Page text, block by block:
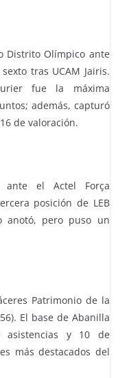
Distrito Olímpico ante
tras UCAM Jairis.
fue la máxima
además, capturó
de valoración.
ante el Actel Força
posición de LEB
anotó, pero puso un
Patrimonio de la
El base de Abanilla
y 10 de
más destacados del